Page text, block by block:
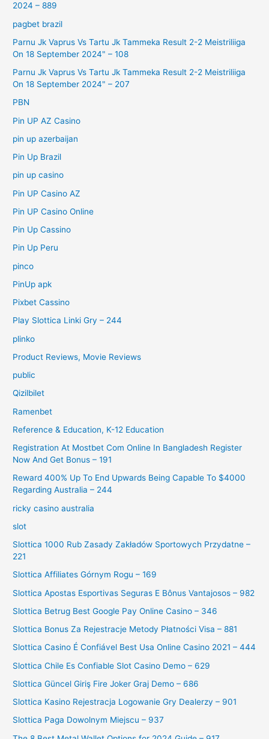
2024 – 889
pagbet brazil
Parnu Jk Vaprus Vs Tartu Jk Tammeka Result 2-2 Meistriliiga
On 18 September 2024" – 108
Parnu Jk Vaprus Vs Tartu Jk Tammeka Result 2-2 Meistriliiga
On 18 September 2024" – 207
PBN
Pin UP AZ Casino
pin up azerbaijan
Pin Up Brazil
pin up casino
Pin UP Casino AZ
Pin UP Casino Online
Pin Up Cassino
Pin Up Peru
pinco
PinUp apk
Pixbet Cassino
Play Slottica Linki Gry – 244
plinko
Product Reviews, Movie Reviews
public
Qizilbilet
Ramenbet
Reference & Education, K-12 Education
Registration At Mostbet Com Online In Bangladesh Register
Now And Get Bonus – 191
Reward 400% Up To End Upwards Being Capable To $4000
Regarding Australia – 244
ricky casino australia
slot
Slottica 1000 Rub Zasady Zakładów Sportowych Przydatne –
221
Slottica Affiliates Górnym Rogu – 169
Slottica Apostas Esportivas Seguras E Bônus Vantajosos – 982
Slottica Betrug Best Google Pay Online Casino – 346
Slottica Bonus Za Rejestracje Metody Płatności Visa – 881
Slottica Casino É Confiável Best Usa Online Casino 2021 – 444
Slottica Chile Es Confiable Slot Casino Demo – 629
Slottica Güncel Giriş Fire Joker Graj Demo – 686
Slottica Kasino Rejestracja Logowanie Gry Dealerzy – 901
Slottica Paga Dowolnym Miejscu – 937